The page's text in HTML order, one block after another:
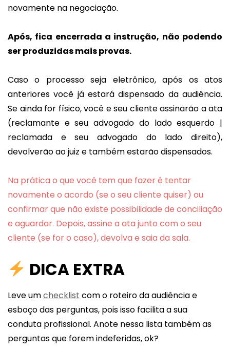
novamente na negociação.
Após, fica encerrada a instrução, não podendo
ser produzidas mais provas.
Caso o processo seja eletrônico, após os atos
anteriores você já estará dispensado da audiência.
Se ainda for físico, você e seu cliente assinarão a ata
(reclamante e seu advogado do lado esquerdo |
reclamada e seu advogado do lado direito),
devolverão ao juiz e também estarão dispensados.
Na prática o que você tem que fazer é tentar
novamente o acordo (se o seu cliente quiser) ou
confirmar que não existe possibilidade de conciliação
e aguardar. Depois, assine a ata junto com o seu
cliente (se for o caso), devolva e saia da sala.
DICA EXTRA
Leve umchecklist com o roteiro da audiência e
esboço das perguntas, pois isso facilita a sua
conduta profissional. Anote nessa lista também as
perguntas que forem indeferidas, ok?